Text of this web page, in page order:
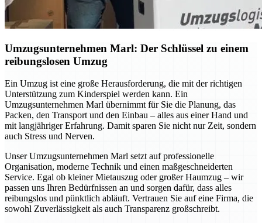
Umzugsunternehmen Marl: Der Schlüssel zu einem
reibungslosen Umzug
Ein Umzug ist eine große Herausforderung, die mit der richtigen
Unterstützung zum Kinderspiel werden kann. Ein
Umzugsunternehmen Marl übernimmt für Sie die Planung, das
Packen, den Transport und den Einbau – alles aus einer Hand und
mit langjähriger Erfahrung. Damit sparen Sie nicht nur Zeit, sondern
auch Stress und Nerven.
Unser Umzugsunternehmen Marl setzt auf professionelle
Organisation, moderne Technik und einen maßgeschneiderten
Service. Egal ob kleiner Mietauszug oder großer Haumzug – wir
passen uns Ihren Bedürfnissen an und sorgen dafür, dass alles
reibungslos und pünktlich abläuft. Vertrauen Sie auf eine Firma, die
sowohl Zuverlässigkeit als auch Transparenz großschreibt.